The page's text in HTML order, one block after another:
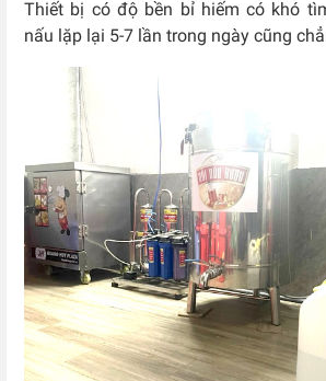
Thiết bị có độ bền bỉ hiếm có khó
nấu lặp lại 5-7 lần trong ngày cũng